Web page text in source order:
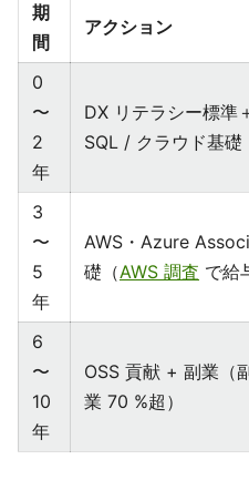
期
間
アクション
0
〜
2
年
DX リテラシー標準
SQL / クラウド基礎
3
〜
5
年
AWS・Azure
礎（AWS 調査 で給
6
〜
10
年
OSS 貢献 + 副業（
業 70 %超）